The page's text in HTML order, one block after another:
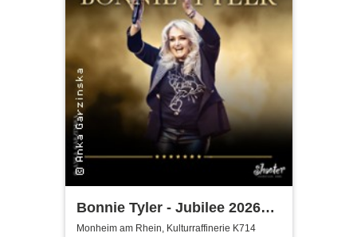
Bonnie Tyler - Jubilee 2026
Tournee
Monheim am Rhein, Kulturraffinerie K714